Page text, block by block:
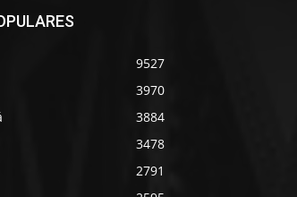
9527
3970
3884
3478
2791